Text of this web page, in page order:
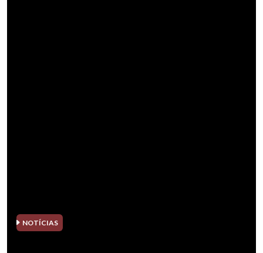
NOTÍCIAS